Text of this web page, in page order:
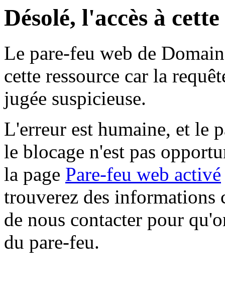
Désolé, l'accès à
Le pare-feu web de
cette ressource car la
jugée suspicieuse.
L'erreur est humaine, et le
le blocage n'est pas
la page Pare-feu web activé
trouverez des informations
de nous contacter pour
du pare-feu.